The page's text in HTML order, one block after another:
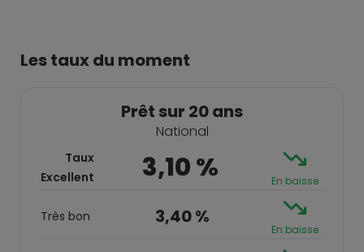
Les taux du moment
Prêt sur 20 ans
National
Taux
Excellent
3,10 % En baisse
Très bon 3,40 %
En baisse